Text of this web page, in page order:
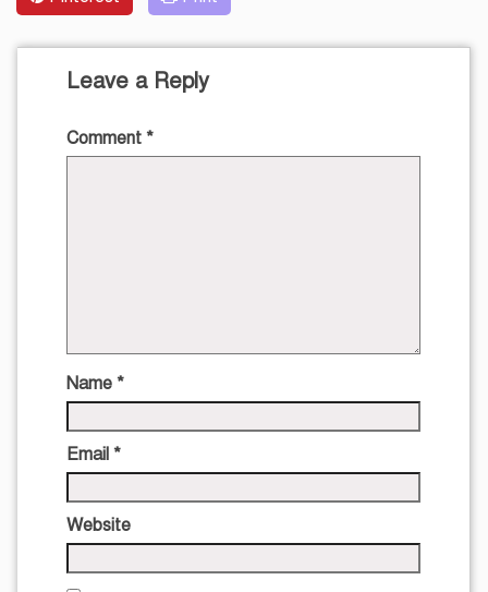
Leave a Reply
Comment *
Name *
Email *
Website